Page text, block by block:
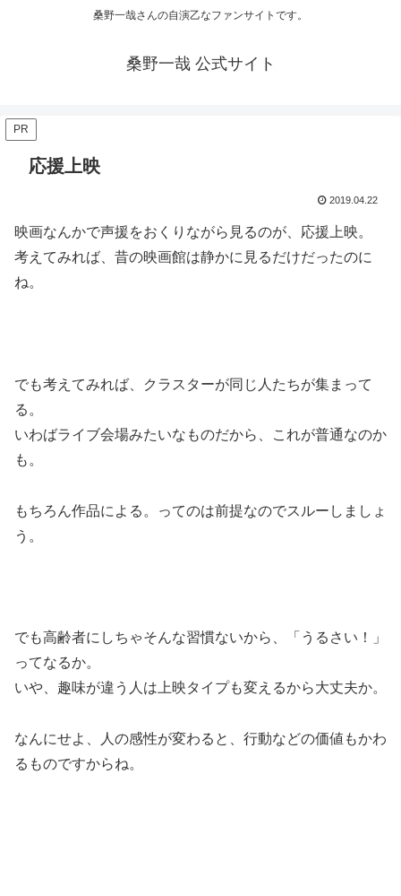
桑野一哉さんの自演乙なファンサイトです。
桑野一哉 公式サイト
PR
応援上映
2019.04.22
映画なんかで声援をおくりながら見るのが、応援上映。
考えてみれば、昔の映画館は静かに見るだけだったのに
ね。
でも考えてみれば、クラスターが同じ人たちが集まって
る。
いわばライブ会場みたいなものだから、これが普通なのか
も。
もちろん作品による。ってのは前提なのでスルーしましょ
う。
でも高齢者にしちゃそんな習慣ないから、「うるさい！」
ってなるか。
いや、趣味が違う人は上映タイプも変えるから大丈夫か。
なんにせよ、人の感性が変わると、行動などの価値もかわ
るものですからね。